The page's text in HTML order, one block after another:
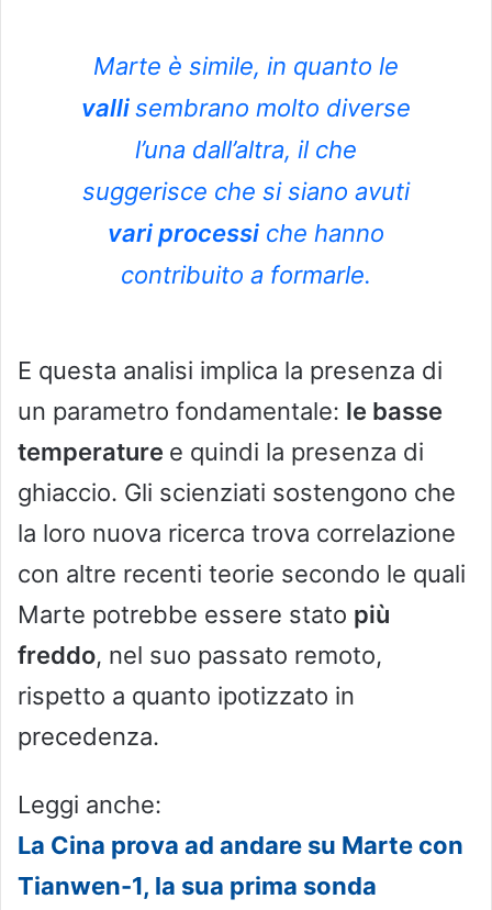
Marte è simile, in quanto le
vallisembrano molto diverse
l’una dall’altra, il che
suggerisce che si siano avuti
vari processi che hanno
contribuito a formarle.
E questa analisi implica la presenza di
un parametro fondamentale: le basse
temperature e quindi la presenza di
ghiaccio. Gli scienziati sostengono che
la loro nuova ricerca trova correlazione
con altre recenti teorie secondo le quali
Marte potrebbe essere stato più
freddo, nel suo passato remoto,
rispetto a quanto ipotizzato in
precedenza.
Leggi anche:
La Cina prova ad andare su Marte con
Tianwen-1, la sua prima sonda